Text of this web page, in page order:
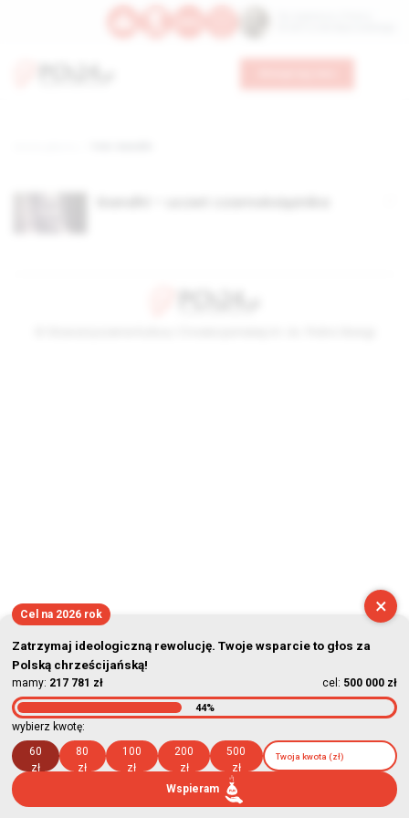
×
Cel na 2026 rok
Zatrzymaj ideologiczną rewolucję. Twoje wsparcie to głos za
Polską chrześcijańską!
mamy: 217 781 zł cel: 500 000 zł
44%
wybierz kwotę:
60
zł
80
zł
100
zł
200
zł
500
zł
Wspieram